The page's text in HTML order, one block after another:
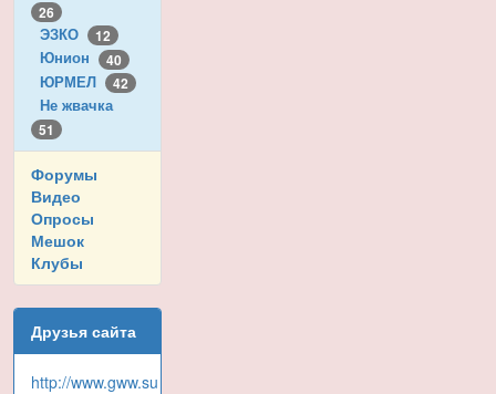
26
ЭЗКО 12
Юнион 40
ЮРМЕЛ 42
Не жвачка
51
Форумы
Видео
Опросы
Мешок
Клубы
Друзья сайта
http://www.gww.su